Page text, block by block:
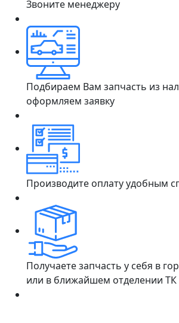
Звоните менеджеру
Подбираем Вам запчасть из
оформляем заявку
Производите оплату удобным
Получаете запчасть у себя в
или в ближайшем отделении ТК